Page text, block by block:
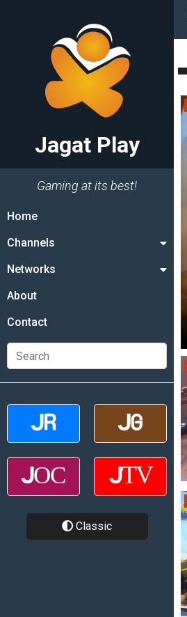
Jagat Play
Gaming at its best!
Home
Channels
Networks
About
Contact
Classic